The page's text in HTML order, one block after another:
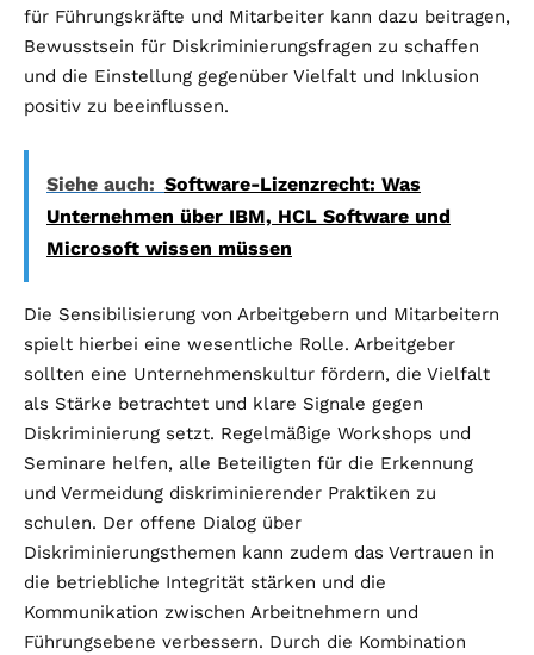
für Führungskräfte und Mitarbeiter kann dazu beitragen,
Bewusstsein für Diskriminierungsfragen zu schaffen
und die Einstellung gegenüber Vielfalt und Inklusion
positiv zu beeinflussen.
Siehe auch: Software-Lizenzrecht: Was
Unternehmen über IBM, HCL Software und
Microsoft wissen müssen
Die Sensibilisierung von Arbeitgebern und Mitarbeitern
spielt hierbei eine wesentliche Rolle. Arbeitgeber
sollten eine Unternehmenskultur fördern, die Vielfalt
als Stärke betrachtet und klare Signale gegen
Diskriminierung setzt. Regelmäßige Workshops und
Seminare helfen, alle Beteiligten für die Erkennung
und Vermeidung diskriminierender Praktiken zu
schulen. Der offene Dialog über
Diskriminierungsthemen kann zudem das Vertrauen in
die betriebliche Integrität stärken und die
Kommunikation zwischen Arbeitnehmern und
Führungsebene verbessern. Durch die Kombination